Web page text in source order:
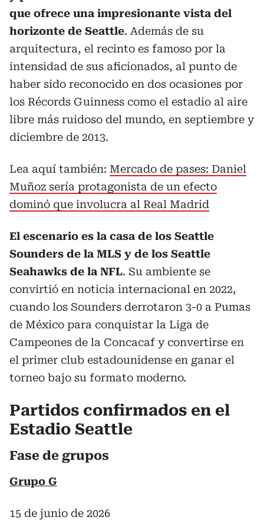
que ofrece una impresionante vista del
horizonte de Seattle. Además de su
arquitectura, el recinto es famoso por la
intensidad de sus aficionados, al punto de
haber sido reconocido en dos ocasiones por
los Récords Guinness como el estadio al aire
libre más ruidoso del mundo, en septiembre y
diciembre de 2013.
Lea aquí también: Mercado de pases: Daniel
Muñoz sería protagonista de un efecto
dominó que involucra al Real Madrid
El escenario es la casa de los Seattle
Sounders de la MLS y de los Seattle
Seahawks de la NFL. Su ambiente se
convirtió en noticia internacional en 2022,
cuando los Sounders derrotaron 3-0 a Pumas
de México para conquistar la Liga de
Campeones de la Concacaf y convertirse en
el primer club estadounidense en ganar el
torneo bajo su formato moderno.
Partidos confirmados en el
Estadio Seattle
Fase de grupos
Grupo G
15 de junio de 2026